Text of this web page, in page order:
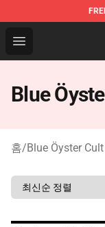
Open menu
Blue Öyster
Blue
홈/Blue Öyster